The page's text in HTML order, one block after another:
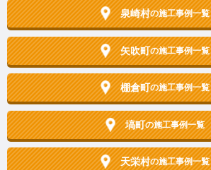
泉崎村の施工事例一覧
矢吹町の施工事例一覧
棚倉町の施工事例一覧
塙町の施工事例一覧
天栄村の施工事例一覧